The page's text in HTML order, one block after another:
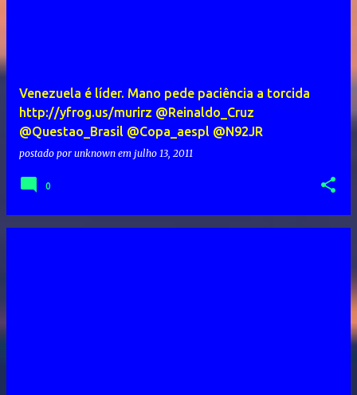
Venezuela é líder. Mano pede paciência a torcida
http://yfrog.us/murirz @Reinaldo_Cruz
@Questao_Brasil @Copa_aespl @N92JR
postado por unknown em julho 13, 2011
0